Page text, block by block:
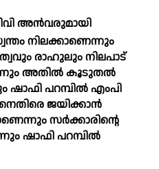
അന്‍വരുമായി
നിലക്കാണെന്നും
രാഹുലും നിലപാട്
അതില്‍ കൂടുതല്‍
ഷാഫി പറമ്പില്‍ എംപി
ജയിക്കാന്‍
സര്‍ക്കാരിന്റെ
ഷാഫി പറമ്പില്‍